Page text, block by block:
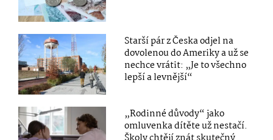
Starší pár z Česka odjel na
dovolenou do Ameriky a už se
nechce vrátit: „Je to všechno
lepší a levnější“
„Rodinné důvody“ jako
omluvenka dítěte už nestačí.